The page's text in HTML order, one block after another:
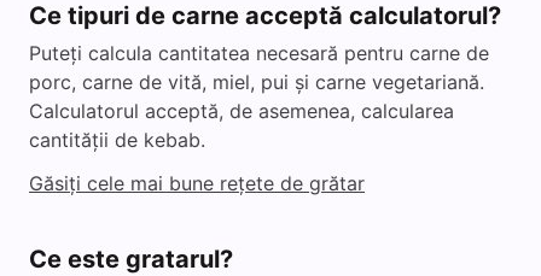
o
Ce tipuri de carne acceptă calculatorul?
Puteți calcula cantitatea necesară pentru carne de
porc, carne de vită, miel, pui și carne vegetariană.
Calculatorul acceptă, de asemenea, calcularea
cantității de kebab.
Găsiți cele mai bune rețete de grătar
Ce este gratarul?